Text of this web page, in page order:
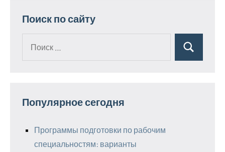
Поиск по сайту
Поиск
Популярное сегодня
Программы подготовки по рабочим
специальностям: варианты